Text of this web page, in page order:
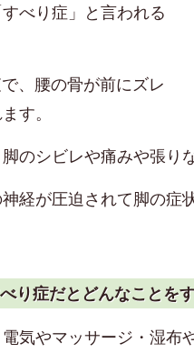
べり症」と言われる
、腰の骨が前にズレ
す。
のシビレや痛みや張り
経が圧迫されて脚の症
り症だとどんなことを
気やマッサージ・湿布